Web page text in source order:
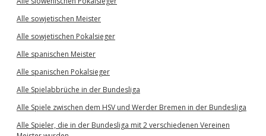
Alle sowjetischen Meister
Alle sowjetischen Pokalsieger
Alle spanischen Meister
Alle spanischen Pokalsieger
Alle Spielabbrüche in der Bundesliga
Alle Spiele zwischen dem HSV und Werder Bremen in der Bundesliga
Alle Spieler, die in der Bundesliga mit 2 verschiedenen Vereinen